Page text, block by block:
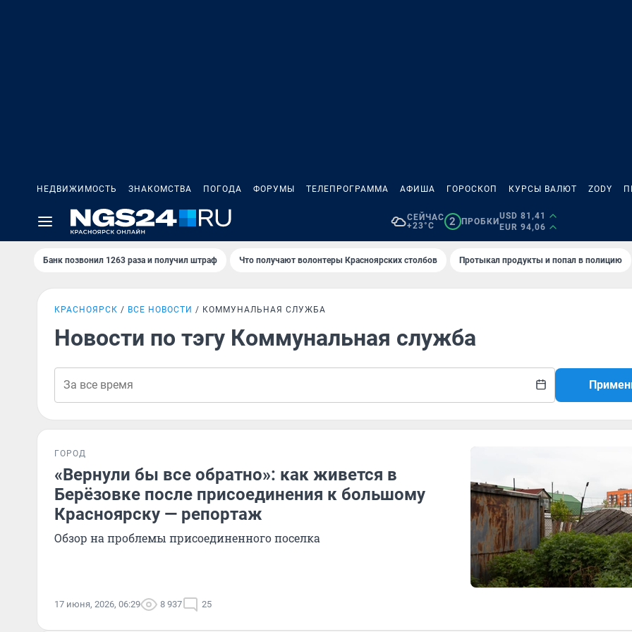
НЕДВИЖИМОСТЬ ЗНАКОМСТВА ПОГОДА ФОРУМЫ ТЕЛЕПРОГРАММА АФИША ГОРОСКОП КУРСЫ ВАЛЮТ ZODY
СЕЙЧАС
+23°C
2 ПРОБКИ
USD 81,41
EUR 94,06
Банк позвонил 1263 раза и получил штраф Что получают волонтеры Красноярских столбов Протыкал продукты и попал в полицию
КРАСНОЯРСК ВСЕ НОВОСТИ КОММУНАЛЬНАЯ СЛУЖБА
Новости по тэгу Коммунальная служба
ГОРОД
«Вернули бы все обратно»: как живется в
Берёзовке после присоединения к большому
Красноярску — репортаж
Обзор на проблемы присоединенного поселка
17 июня, 2026, 06:29 8 937 25